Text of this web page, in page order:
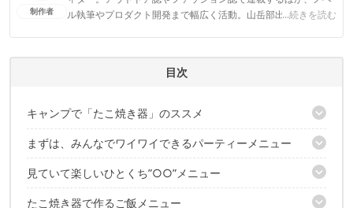
制作者
ル執筆やプロダクト開発まで幅広く活動。山岳部出身、海育ち
...続きを読む
目次
キャンプで「たこ焼き器」のススメ
キャンプでおすすめたこ焼き器
まずは、みんなでワイワイできるパーティーメニュー
パーティの定番メニュー「アヒージョ」
とろ～りチーズがたまらない「チーズフォンデュ」
見ていて楽しいひとくち”○○”メニュー
たこ焼き器で作るご飯メニュー